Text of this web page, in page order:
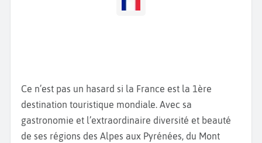
souffle sur la vallée de la Dordogne. Après la visite
du château, dégustez gratuitement du vin
Monbazillac. Ne manquez pas non plus de visiter le
Ce n’est pas un hasard si la France est la 1ère
destination touristique mondiale. Avec sa
gastronomie et l’extraordinaire diversité et beauté
de ses régions des Alpes aux Pyrénées, du Mont